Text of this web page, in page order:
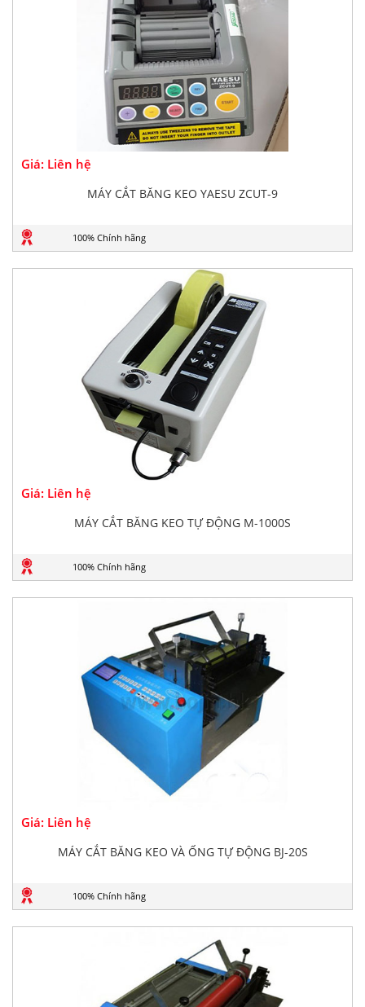
Giá: Liên hệ
MÁY CẮT BĂNG KEO YAESU ZCUT-9
100% Chính hãng
Giá: Liên hệ
MÁY CẮT BĂNG KEO TỰ ĐỘNG M-1000S
100% Chính hãng
Giá: Liên hệ
MÁY CẮT BĂNG KEO VÀ ỐNG TỰ ĐỘNG BJ-20S
100% Chính hãng